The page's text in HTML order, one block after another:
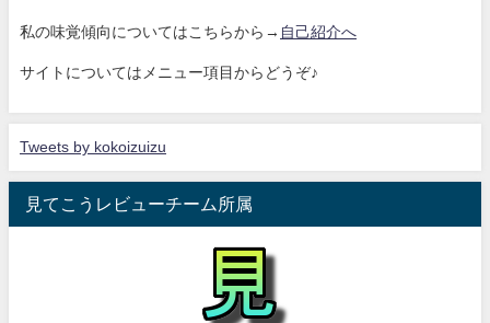
私の味覚傾向についてはこちらから→ 自己紹介へ
サイトについてはメニュー項目からどうぞ♪
Tweets by kokoizuizu
見てこうレビューチーム所属